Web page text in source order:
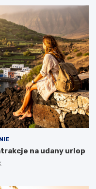
na udany urlop